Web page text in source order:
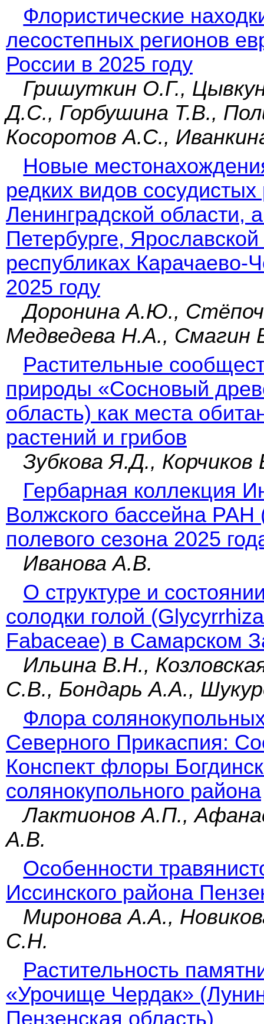
Флористические
лесостепных регионов
России в 2025 году
Гришуткин О.Г.,
Д.С., Горбушина Т.В.,
Косоротов А.С.,
Новые
редких видов сосудистых
Ленинградской области,
Петербурге,
республиках Карачаево-
2025 году
Доронина А.Ю.,
Медведева Н.А., Смагин
Растительные
природы «Сосновый
область) как места
растений и грибов
Зубкова Я.Д., Корчиков
Гербарная коллекция
Волжского бассейна РАН
полевого сезона 2025
Иванова А.В.
О структуре и
солодки голой
Fabaceae) в Самарском
Ильина В.Н.,
С.В., Бондарь А.А.,
Флора
Северного Прикаспия:
Конспект флоры
солянокупольного района
Лактионов А.П.,
А.В.
Особенности
Иссинского района
Миронова А.А.,
С.Н.
Растительность
«Урочище Чердак»
Пензенская область)